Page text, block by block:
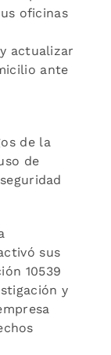
oficinas
actualizar
ante
de la
de
sus
10539
y